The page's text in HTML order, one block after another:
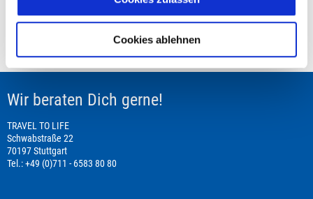
Cookies ablehnen
Preisvorschau
Leistungsbeginn befindet sich in der Vergangenheit
Wir beraten Dich gerne!
TRAVEL TO LIFE
Schwabstraße 22
70197 Stuttgart
Tel.: +49 (0)711 - 6583 80 80